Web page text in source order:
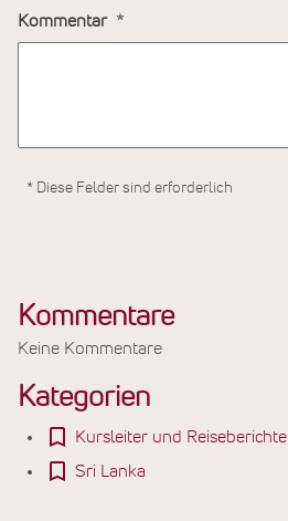
Kommentar
* Diese Felder sind erforderlich
Kommentare
Keine Kommentare
Kategorien
Kursleiter und Reiseberichte
Sri Lanka